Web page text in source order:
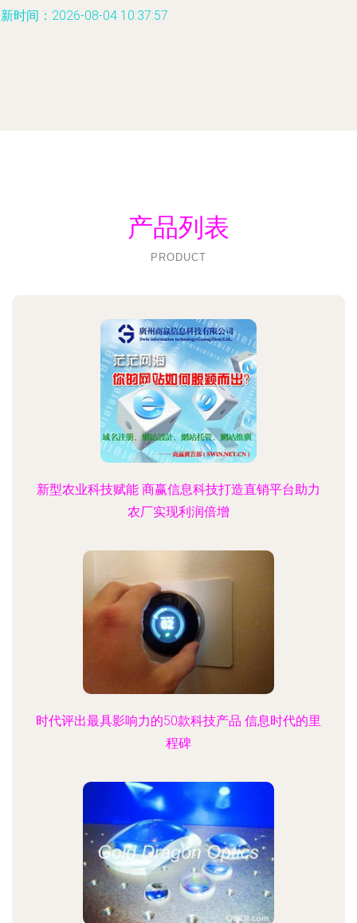
时间：2026-08-04 10:37:57
产品列表
PRODUCT
新型农业科技赋能 商赢信息科技打造直销平台助力
农厂实现利润倍增
时代评出最具影响力的50款科技产品 信息时代的里
程碑